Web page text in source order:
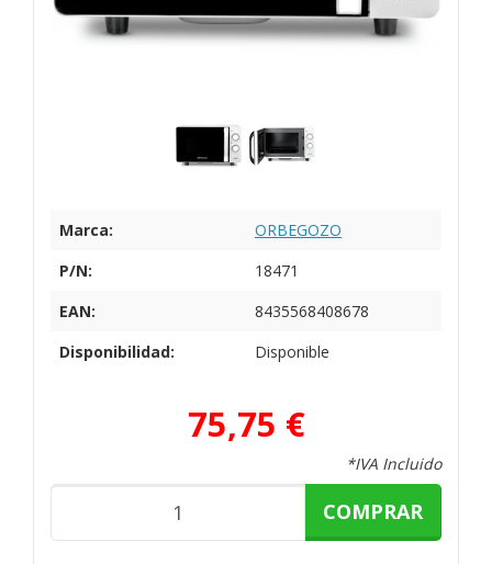
Marca:
ORBEGOZO
P/N:
18471
EAN:
8435568408678
Disponibilidad:
Disponible
75,75 €
*IVA Incluido
COMPRAR